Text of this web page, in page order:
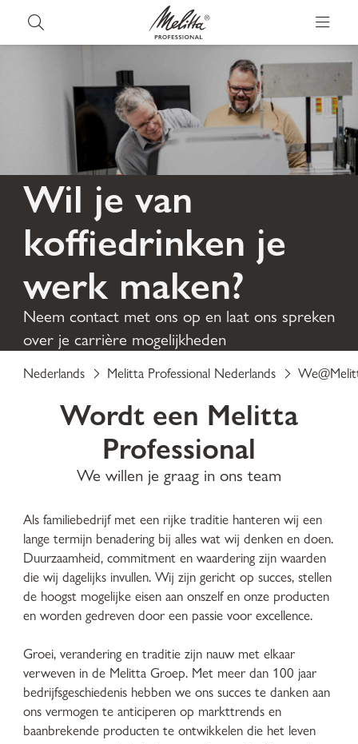
Wil je van
koffiedrinken je
werk maken?
Neem contact met ons op en laat ons spreken
over je carrière mogelijkheden
Nederlands Melitta Professional Nederlands
Wordt een Melitta
Professional
We willen je graag in ons team
Als familiebedrijf met een rijke traditie hanteren wij een
lange termijn benadering bij alles wat wij denken en doen.
Duurzaamheid, commitment en waardering zijn waarden
die wij dagelijks invullen. Wij zijn gericht op succes, stellen
de hoogst mogelijke eisen aan onszelf en onze producten
en worden gedreven door een passie voor excellence.
Groei, verandering en traditie zijn nauw met elkaar
verweven in de Melitta Groep. Met meer dan 100 jaar
bedrijfsgeschiedenis hebben we ons succes te danken aan
ons vermogen te anticiperen op markttrends en
baanbrekende producten te ontwikkelen die het leven